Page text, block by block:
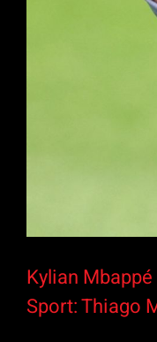
Kylian
Sport: Thiago